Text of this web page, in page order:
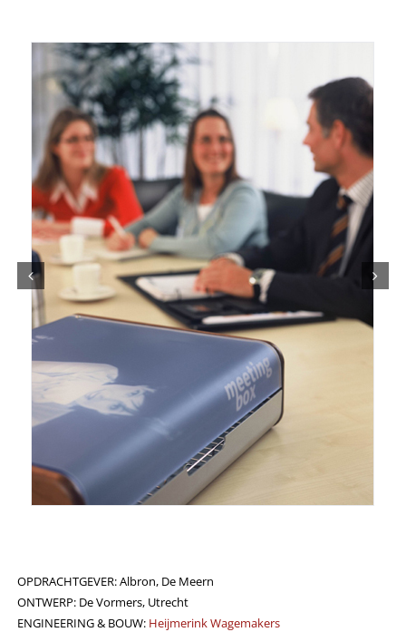
OPDRACHTGEVER: Albron, De Meern
ONTWERP: De Vormers, Utrecht
ENGINEERING & BOUW: Heijmerink Wagemakers